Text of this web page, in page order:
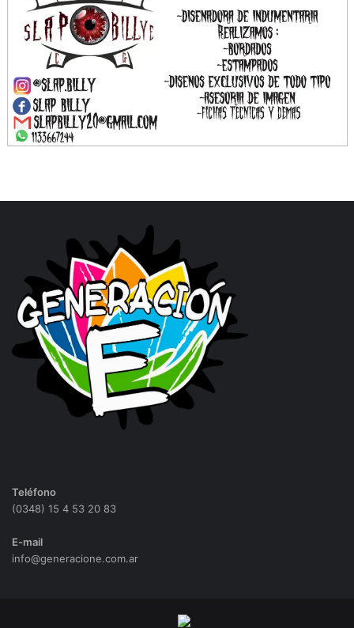
Teléfono
(0348) 15 4 53 20 83
E-mail
info@generacione.com.ar